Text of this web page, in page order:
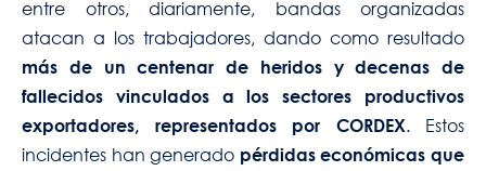
entre otros, diariamente, bandas organizadas
atacan a los trabajadores, dando como resultado
más de un centenar de heridos y decenas de
fallecidos vinculados a los sectores productivos
exportadores, representados por CORDEX. Estos
incidentes han generado pérdidas económicas que